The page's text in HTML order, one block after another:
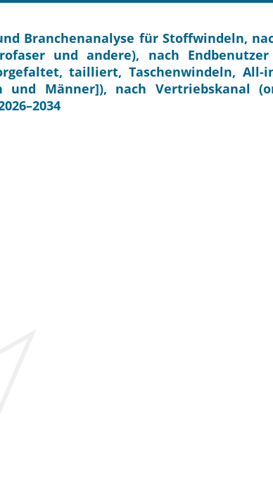
Branchenanalyse für Stoffwindeln,
und andere), nach
tailliert, Taschenwindeln, All-
und Männer]), nach Vertriebskanal